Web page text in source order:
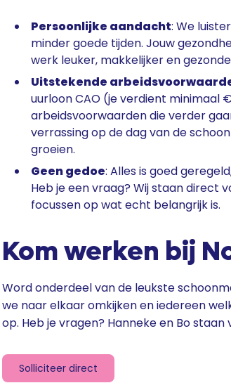
Persoonlijke aandacht: We
minder goede tijden. Jouw
werk leuker, makkelijker en
Uitstekende
uurloon CAO (je verdient minimaal
arbeidsvoorwaarden die verder
verrassing op de dag van de
groeien.
Geen gedoe: Alles is goed
Heb je een vraag? Wij staan direct
focussen op wat echt belangrijk is.
Kom werken bij
Word onderdeel van de leukste
we naar elkaar omkijken en iedereen
op. Heb je vragen? Hanneke en Bo
Solliciteer direct